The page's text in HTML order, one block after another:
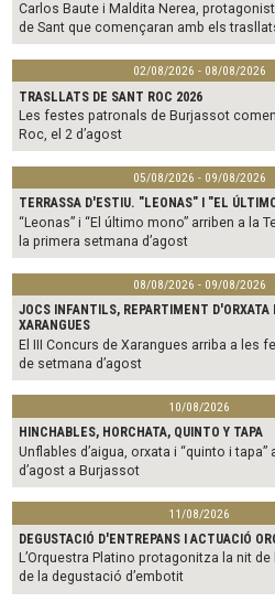
Carlos Baute i Maldita Nerea,
de Sant que començaran amb els
02/08/2026 - 08/08/2026
TRASLLATS DE SANT ROC 2026
Les festes patronals de Burjassot
Roc, el 2 d’agost
05/08/2026 - 09/08/2026
TERRASSA D'ESTIU. "LEONAS" I "EL
“Leonas” i “El último mono” arriben a la
la primera setmana d’agost
08/08/2026 - 09/08/2026
JOCS INFANTILS, REPARTIMENT D'ORXATA
XARANGUES
El III Concurs de Xarangues arriba a les
de setmana d’agost
10/08/2026
HINCHABLES, HORCHATA, QUINTO Y TAPA
Unflables d’aigua, orxata i “quinto i
d’agost a Burjassot
11/08/2026
DEGUSTACIÓ D'ENTREPANS I ACTUACIÓ
L’Orquestra Platino protagonitza la nit
de la degustació d’embotit